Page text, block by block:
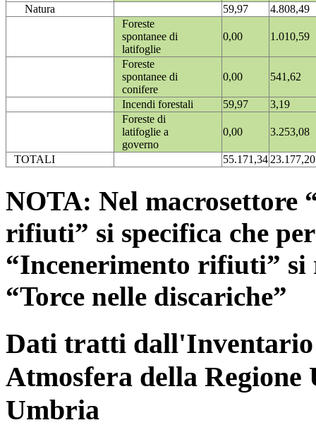
Natura
59,97
4.808,49
Foreste
spontanee di
latifoglie
0,00 1.010,59
Foreste
spontanee di
conifere
0,00 541,62
Incendi forestali 59,97
3,19
Foreste di
latifoglie a
governo
0,00 3.253,08
TOTALI 55.171,3423.177,20
NOTA: Nel macrosettore
rifiuti” si specifica che
“Incenerimento rifiuti”
“Torce nelle discariche”
Dati tratti dall'Inventario
Atmosfera della
Umbria